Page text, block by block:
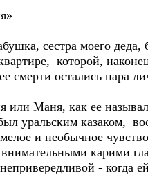
сестра моего
которой,
смерти остались пара
или Маня, как ее
уральским казаком,
и необычное
карими
- когда